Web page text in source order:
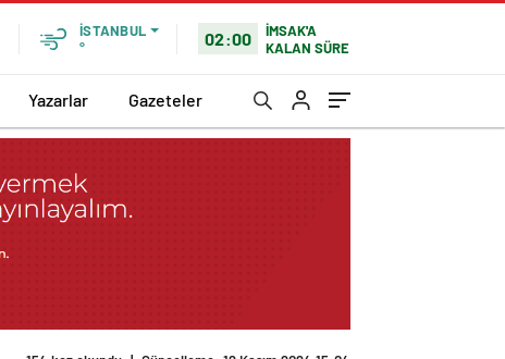
İSTANBUL
°
02:00
İMSAK'A
KALAN SÜRE
Yazarlar Gazeteler